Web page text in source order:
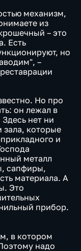
механизм,
из
– это
Есть
но
–
Но про
он лежал в
нет ни
зала, которые
и
металл
сапфиры,
материала. А
Это
прибор.
в котором
надо